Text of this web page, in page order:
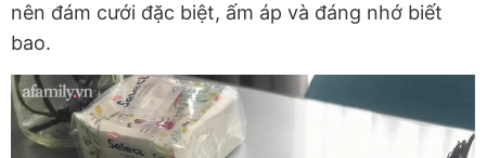
nên đám cưới đặc biệt, ấm áp và đáng nhớ biết
bao.